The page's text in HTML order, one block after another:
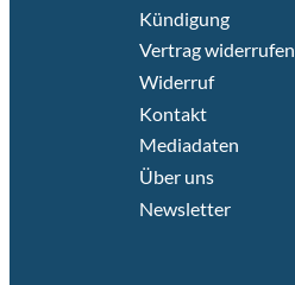
Kündigung
Vertrag widerrufen
Widerruf
Kontakt
Mediadaten
Über uns
Newsletter